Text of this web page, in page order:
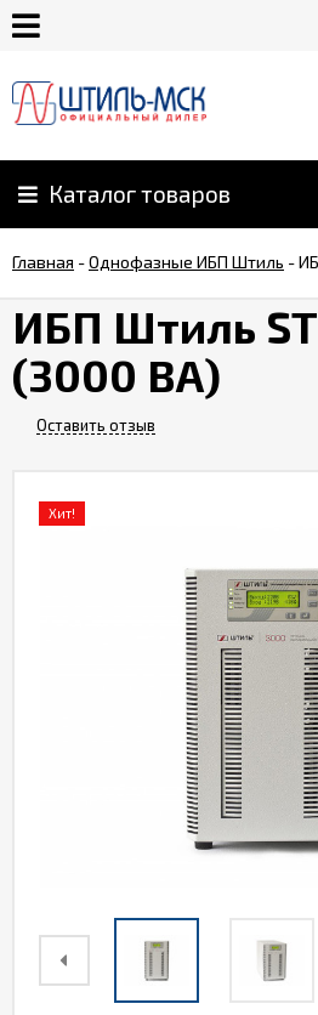
Главная
О
Оплата
Монтаж
Гарантии
Каталог товаров
Главная -Однофазные ИБП Штиль -
ИБП Штиль
(3000 ВА)
Оставить отзыв
Хит!